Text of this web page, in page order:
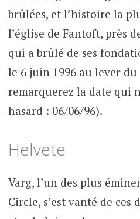
brûlées, et l’histoire la
l’église de Fantoft, près
qui a brûlé de ses
le 6 juin 1996 au lever
remarquerez la date qui
hasard : 06/06/96).
Helvete
Varg, l’un des plus
Circle, s’est vanté de ces